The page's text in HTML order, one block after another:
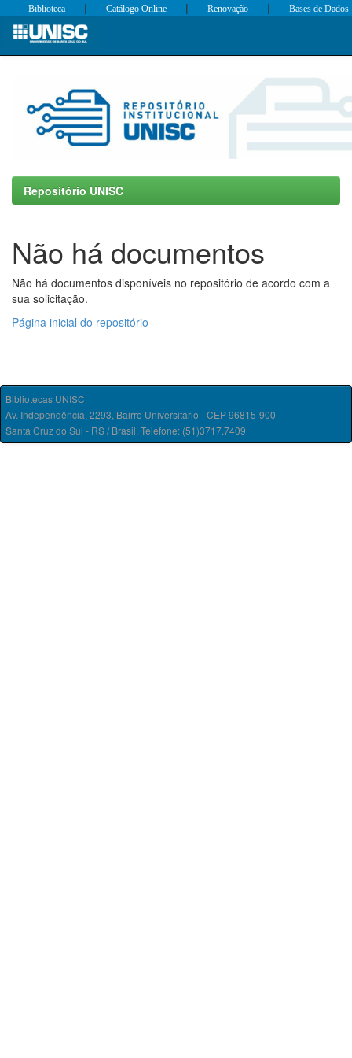
Skip
Biblioteca | Catálogo Online | Renovação | Bases de Dados
Repositório UNISC
Não há documentos
Não há documentos disponíveis no repositório de acordo com a
sua solicitação.
Página inicial do repositório
Bibliotecas UNISC
Av. Independência, 2293, Bairro Universitário - CEP 96815-900
Santa Cruz do Sul - RS / Brasil. Telefone: (51)3717.7409